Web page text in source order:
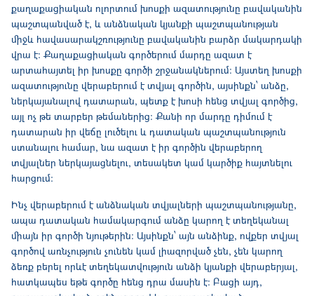
քաղաքացիական ոլորտում խոսքի ազատությունը բավականին
պաշտպանված է, և անձնական կյանքի պաշտպանության
միջև հավասարակշռությունը բավականին բարձր մակարդակի
վրա է։ Քաղաքացիական գործերում մարդը ազատ է
արտահայտել իր խոսքը գործի շրջանակներում։ Այստեղ խոսքի
ազատությունը վերաբերում է տվյալ գործին, այսինքն՝ անձը,
ներկայանալով դատարան, պետք է խոսի հենց տվյալ գործից,
այլ ոչ թե տարբեր թեմաներից։ Քանի որ մարդը դիմում է
դատարան իր վեճը լուծելու և դատական պաշտպանություն
ստանալու համար, նա ազատ է իր գործին վերաբերող
տվյալներ ներկայացնելու, տեսակետ կամ կարծիք հայտնելու
հարցում։
Ինչ վերաբերում է անձնական տվյալների պաշտպանությանը,
ապա դատական համակարգում անձը կարող է տեղեկանալ
միայն իր գործի նյութերին։ Այսինքն՝ այն անձինք, ովքեր տվյալ
գործով առնչություն չունեն կամ լիազորված չեն, չեն կարող
ձեռք բերել որևէ տեղեկատվություն անձի կյանքի վերաբերյալ,
հատկապես եթե գործը հենց դրա մասին է։ Բացի այդ,